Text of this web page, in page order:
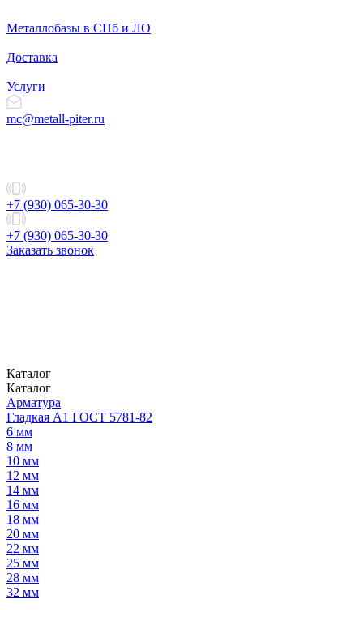
Металлобазы в СПб и ЛО
Доставка
Услуги
mc@metall-piter.ru
+7 (930) 065-30-30
+7 (930) 065-30-30
Заказать звонок
Каталог
Каталог
Арматура
Гладкая А1 ГОСТ 5781-82
6 мм
8 мм
10 мм
12 мм
14 мм
16 мм
18 мм
20 мм
22 мм
25 мм
28 мм
32 мм